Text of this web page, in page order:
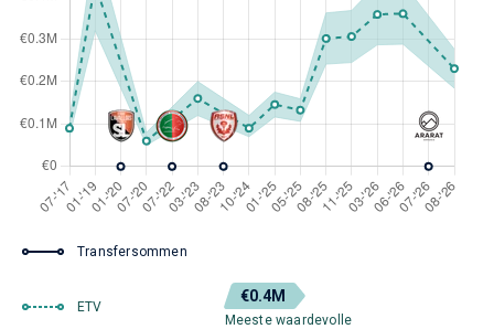
Transfersommen
ETV
€0.4M
Meeste waardevolle